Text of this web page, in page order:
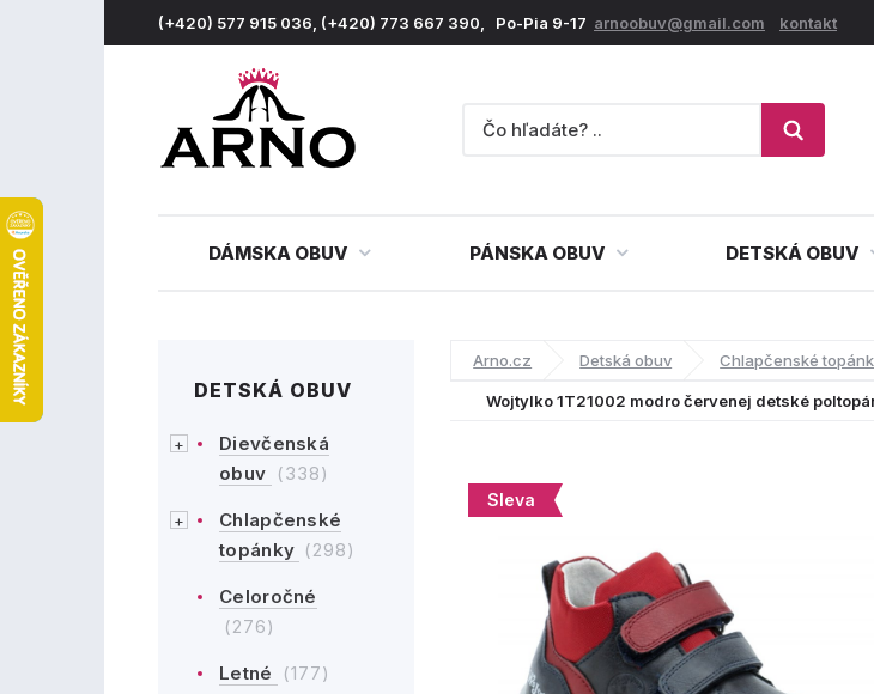
(+420) 577 915 036, (+420) 773 667 390, Po-Pia 9-17 arnoobuv@gmail.com kontakt
DÁMSKA OBUV PÁNSKA OBUV DETSKÁ OBUV
DETSKÁ OBUV
Dievčenská
obuv (338)
Chlapčenské
topánky (298)
Celoročné
(276)
Letné (177)
Arno.cz Detská obuv Chlapčenské
Wojtylko 1T21002 modro červenej detské
Sleva